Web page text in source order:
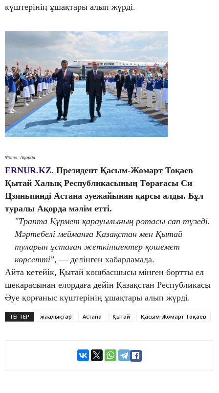
күштерінің ұшақтары алып жүрді.
Фото: Ақорда
ERNUR.KZ. Президент Қасым-Жомарт Тоқаев
Қытай Халық Республикасының Төрағасы Си
Цзиньпинді Астана әуежайынан қарсы алды. Бұл
туралы Ақорда мәлім етті.
"Трапта Құрмет қарауылының ротасы сап түзеді.
Мәртебелі мейманға Қазақстан мен Қытай
туларын ұстаған жеткіншектер қошемет
көрсетті", — делінген хабарламада.
Айта кетейік, Қытай көшбасшысы мінген бортты ел
шекарасынан елордаға дейін Қазақстан Республикасы
Әуе қорғаныс күштерінің ұшақтары алып жүрді.
ТЕГТЕР жаңалықтар Астана Қытай Қасым-Жомарт Тоқаев